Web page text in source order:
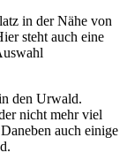
in der Nähe von
steht auch eine
den Urwald.
nicht mehr viel
auch einige